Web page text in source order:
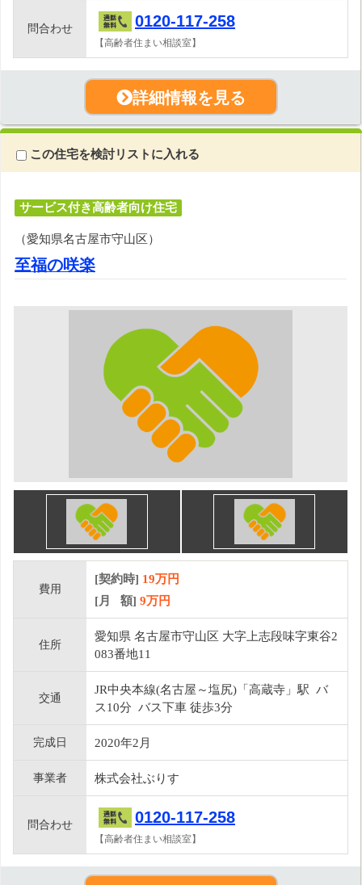
問合わせ 0120-117-258
【高齢者住まい相談室】
詳細情報を見る
この住宅を検討リストに入れる
サービス付き高齢者向け住宅
（愛知県名古屋市守山区）
至福の咲楽
費用
[契約時] 19万円
[月 額] 9万円
住所
愛知県 名古屋市守山区 大字上志段味字東谷2
083番地11
交通
JR中央本線(名古屋～塩尻)「高蔵寺」駅 バ
ス10分 バス下車 徒歩3分
完成日 2020年2月
事業者 株式会社ぶりす
問合わせ 0120-117-258
【高齢者住まい相談室】